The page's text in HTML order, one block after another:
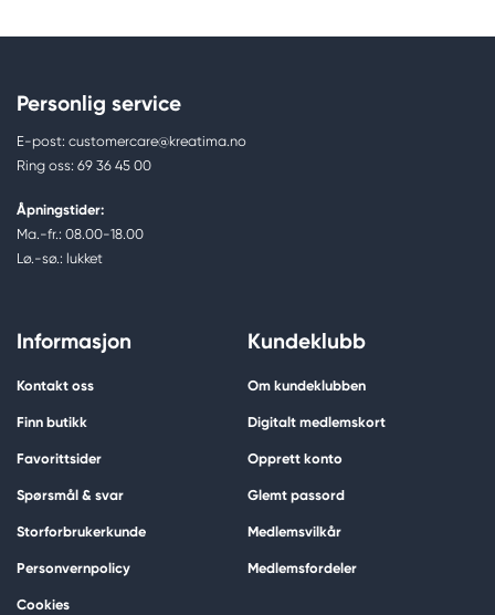
Personlig service
E-post: customercare@kreatima.no
Ring oss: 69 36 45 00
Åpningstider:
Ma.-fr.: 08.00-18.00
Lø.-sø.: lukket
Informasjon
Kontakt oss
Finn butikk
Favorittsider
Spørsmål & svar
Storforbrukerkunde
Personvernpolicy
Cookies
Kundeklubb
Om kundeklubben
Digitalt medlemskort
Opprett konto
Glemt passord
Medlemsvilkår
Medlemsfordeler